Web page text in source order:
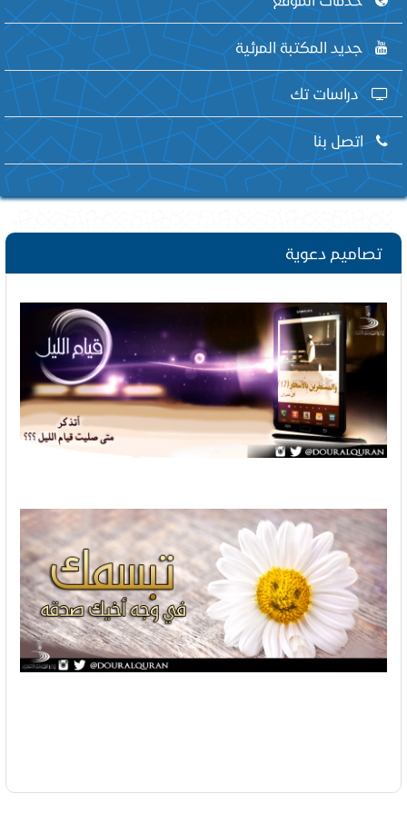
جديد المكتبة المرئية
دراسات تك
اتصل بنا
تصاميم دعوية